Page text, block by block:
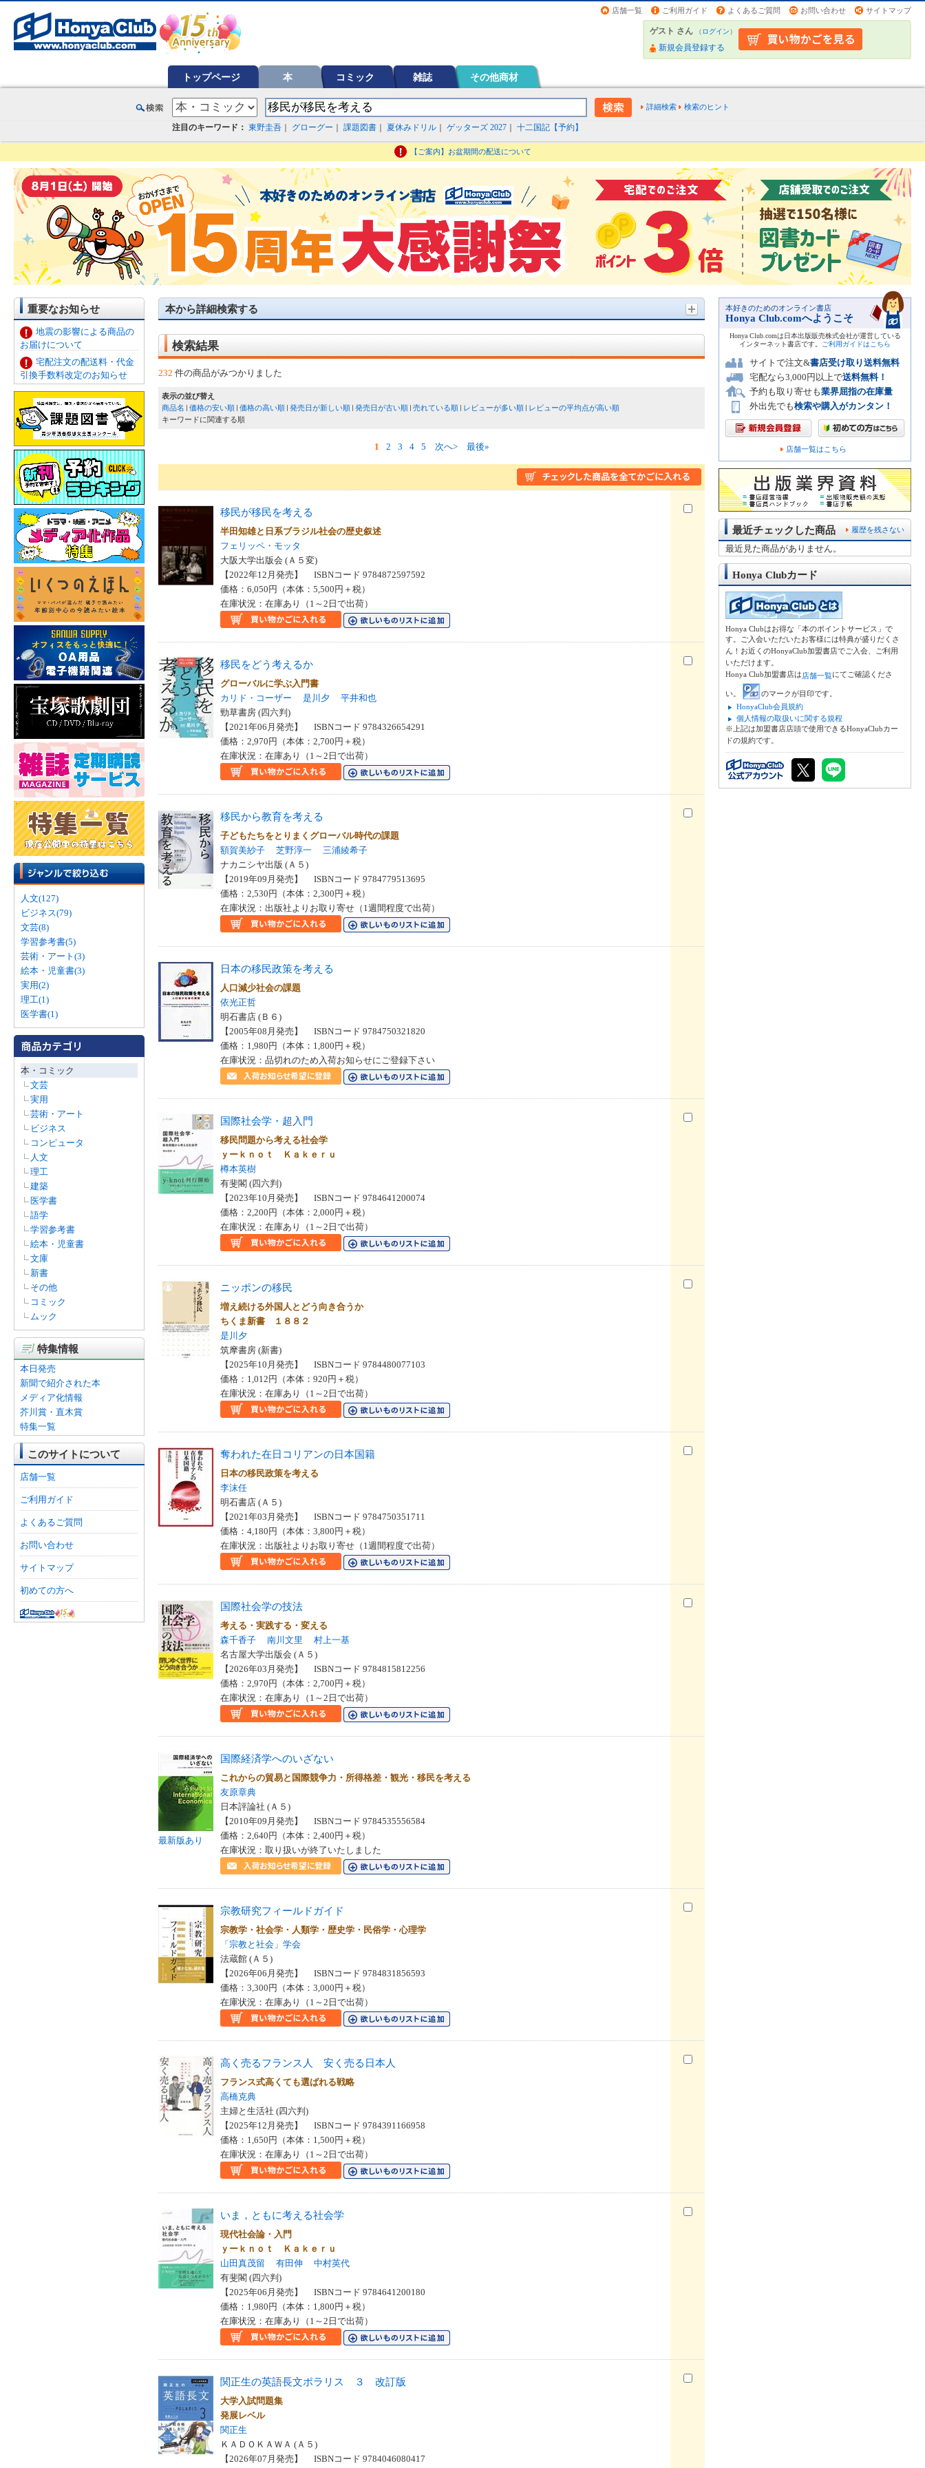
店舗一覧 ご利用ガイド よくあるご質問 お問い合わせ サイトマップ
ゲスト さん （ログイン）
新規会員登録する
トップページ 本 コミック 雑誌 その他商材
詳細検索 検索のヒント
注目のキーワード： 東野圭吾 グローグー 課題図書 夏休みドリル ゲッターズ 2027 十二国記【予約】
【ご案内】お盆期間の配送について
重要なお知らせ
地震の影響による商品の
お届けについて
宅配注文の配送料・代金
引換手数料改定のお知らせ
人文(127)
ビジネス(79)
文芸(8)
学習参考書(5)
芸術・アート(3)
絵本・児童書(3)
実用(2)
理工(1)
医学書(1)
本・コミック
文芸
実用
芸術・アート
ビジネス
コンピュータ
人文
理工
建築
医学書
語学
学習参考書
絵本・児童書
文庫
新書
その他
コミック
ムック
特集情報
本日発売
新聞で紹介された本
メディア化情報
芥川賞・直木賞
特集一覧
このサイトについて
店舗一覧
ご利用ガイド
よくあるご質問
お問い合わせ
サイトマップ
初めての方へ
本から詳細検索する
検索結果
232 件の商品がみつかりました
表示の並び替え
商品名
価格の安い順 価格の高い順 発売日が新しい順 発売日が古い順 売れている順 レビューが多い順
レビューの平均点が高い順
キーワードに関連する順
1 2 3 4 5 次へ> 最後»
移民が移民を考える
半田知雄と日系ブラジル社会の歴史叙述
フェリッペ・モッタ
大阪大学出版会 (Ａ５変)
【2022年12月発売】 ISBNコード 9784872597592
価格：6,050円（本体：5,500円＋税）
在庫状況：在庫あり（1～2日で出荷）
移民をどう考えるか
グローバルに学ぶ入門書
カリド・コーザー
是川夕
平井和也
勁草書房 (四六判)
【2021年06月発売】 ISBNコード 9784326654291
価格：2,970円（本体：2,700円＋税）
在庫状況：在庫あり（1～2日で出荷）
移民から教育を考える
子どもたちをとりまくグローバル時代の課題
額賀美紗子
芝野淳一
三浦綾希子
ナカニシヤ出版 (Ａ５)
【2019年09月発売】 ISBNコード 9784779513695
価格：2,530円（本体：2,300円＋税）
在庫状況：出版社よりお取り寄せ（1週間程度で出荷）
日本の移民政策を考える
人口減少社会の課題
依光正哲
明石書店 (Ｂ６)
【2005年08月発売】 ISBNコード 9784750321820
価格：1,980円（本体：1,800円＋税）
在庫状況：品切れのため入荷お知らせにご登録下さい
国際社会学・超入門
移民問題から考える社会学
ｙーｋｎｏｔ Ｋａｋｅｒｕ
樽本英樹
有斐閣 (四六判)
【2023年10月発売】 ISBNコード 9784641200074
価格：2,200円（本体：2,000円＋税）
在庫状況：在庫あり（1～2日で出荷）
ニッポンの移民
増え続ける外国人とどう向き合うか
ちくま新書 １８８２
是川夕
筑摩書房 (新書)
【2025年10月発売】 ISBNコード 9784480077103
価格：1,012円（本体：920円＋税）
在庫状況：在庫あり（1～2日で出荷）
奪われた在日コリアンの日本国籍
日本の移民政策を考える
李沫任
明石書店 (Ａ５)
【2021年03月発売】 ISBNコード 9784750351711
価格：4,180円（本体：3,800円＋税）
在庫状況：出版社よりお取り寄せ（1週間程度で出荷）
国際社会学の技法
考える・実践する・変える
森千香子
南川文里
村上一基
名古屋大学出版会 (Ａ５)
【2026年03月発売】 ISBNコード 9784815812256
価格：2,970円（本体：2,700円＋税）
在庫状況：在庫あり（1～2日で出荷）
最新版あり
国際経済学へのいざない
これからの貿易と国際競争力・所得格差・観光・移民を考える
友原章典
日本評論社 (Ａ５)
【2010年09月発売】 ISBNコード 9784535556584
価格：2,640円（本体：2,400円＋税）
在庫状況：取り扱いが終了いたしました
宗教研究フィールドガイド
宗教学・社会学・人類学・歴史学・民俗学・心理学
「宗教と社会」学会
法蔵館 (Ａ５)
【2026年06月発売】 ISBNコード 9784831856593
価格：3,300円（本体：3,000円＋税）
在庫状況：在庫あり（1～2日で出荷）
高く売るフランス人 安く売る日本人
フランス式高くても選ばれる戦略
高橋克典
主婦と生活社 (四六判)
【2025年12月発売】 ISBNコード 9784391166958
価格：1,650円（本体：1,500円＋税）
在庫状況：在庫あり（1～2日で出荷）
いま，ともに考える社会学
現代社会論・入門
ｙーｋｎｏｔ Ｋａｋｅｒｕ
山田真茂留
有田伸
中村英代
有斐閣 (四六判)
【2025年06月発売】 ISBNコード 9784641200180
価格：1,980円（本体：1,800円＋税）
在庫状況：在庫あり（1～2日で出荷）
関正生の英語長文ポラリス ３ 改訂版
大学入試問題集
発展レベル
関正生
ＫＡＤＯＫＡＷＡ (Ａ５)
【2026年07月発売】 ISBNコード 9784046080417
本好きのためのオンライン書店
Honya Club.comへようこそ
Honya Club.comは日本出版販売株式会社が運営している
インターネット書店です。
ご利用ガイドはこちら
サイトで注文&書店受け取り送料無料
宅配なら3,000円以上で送料無料！
予約も取り寄せも業界屈指の在庫量
外出先でも検索や購入がカンタン！
店舗一覧はこちら
履歴を残さない
最近チェックした商品
最近見た商品がありません。
Honya Clubカード
Honya Clubはお得な「本のポイントサービス」で
す。ご入会いただいたお客様には特典が盛りだくさ
ん！お近くのHonyaClub加盟書店でご入会、ご利用
いただけます。
Honya Club加盟書店は店舗一覧にてご確認くださ
い。
のマークが目印です。
HonyaClub会員規約
個人情報の取扱いに関する規程
※上記は加盟書店店頭で使用できるHonyaClubカー
ドの規約です。